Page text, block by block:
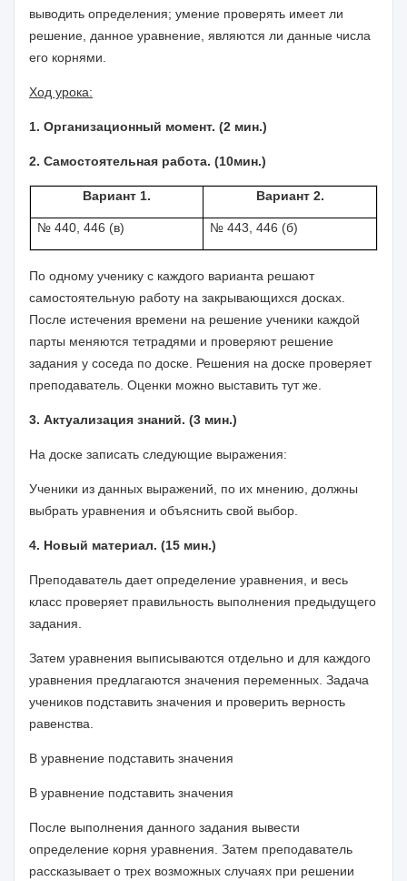
выводить определения; умение проверять имеет ли
решение, данное уравнение, являются ли данные числа
его корнями.
Ход урока:
1. Организационный момент. (2 мин.)
2. Самостоятельная работа. (10мин.)
Вариант 1. Вариант 2.
№ 440, 446 (в) № 443, 446 (б)
По одному ученику с каждого варианта решают
самостоятельную работу на закрывающихся досках.
После истечения времени на решение ученики каждой
парты меняются тетрадями и проверяют решение
задания у соседа по доске. Решения на доске проверяет
преподаватель. Оценки можно выставить тут же.
3. Актуализация знаний. (3 мин.)
На доске записать следующие выражения:
Ученики из данных выражений, по их мнению, должны
выбрать уравнения и объяснить свой выбор.
4. Новый материал. (15 мин.)
Преподаватель дает определение уравнения, и весь
класс проверяет правильность выполнения предыдущего
задания.
Затем уравнения выписываются отдельно и для каждого
уравнения предлагаются значения переменных. Задача
учеников подставить значения и проверить верность
равенства.
В уравнение подставить значения
В уравнение подставить значения
После выполнения данного задания вывести
определение корня уравнения. Затем преподаватель
рассказывает о трех возможных случаях при решении